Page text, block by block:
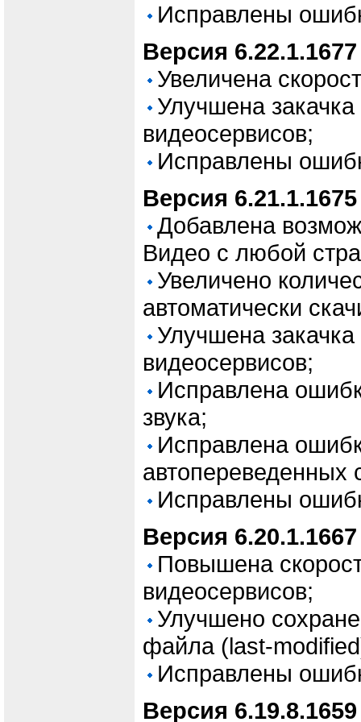
Исправлены
Версия
Увеличена
Улучшена
видеосервисов;
Исправлены
Версия
Добавлена
Видео с любой
Увеличено
автоматически
Улучшена
видеосервисов;
Исправлена
звука;
Исправлена
автопереведенных
Исправлены
Версия
Повышена
видеосервисов;
Улучшено
файла (last-
Исправлены
Версия